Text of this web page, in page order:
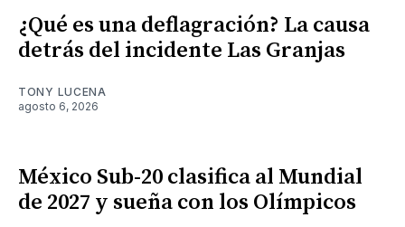
¿Qué es una deflagración? La causa
detrás del incidente Las Granjas
TONY LUCENA
agosto 6, 2026
México Sub-20 clasifica al Mundial
de 2027 y sueña con los Olímpicos